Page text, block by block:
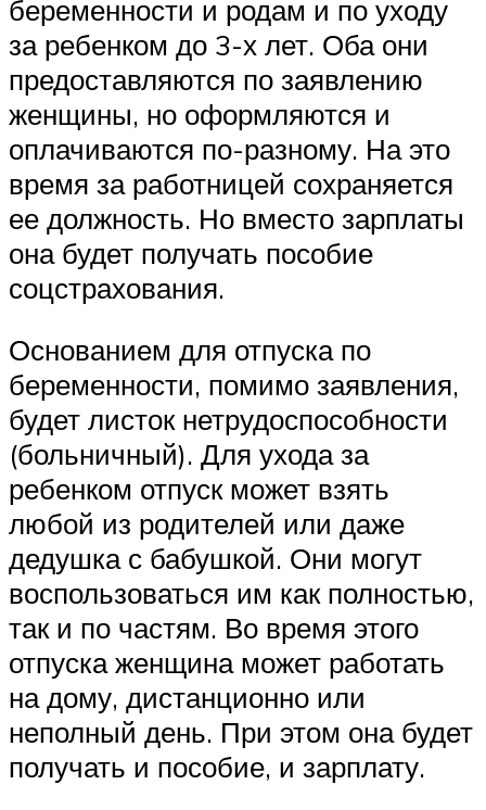
беременности и родам и по уходу
за ребенком до 3-х лет. Оба они
предоставляются по заявлению
женщины, но оформляются и
оплачиваются по-разному. На это
время за работницей сохраняется
ее должность. Но вместо зарплаты
она будет получать пособие
соцстрахования.
Основанием для отпуска по
беременности, помимо заявления,
будет листок нетрудоспособности
(больничный). Для ухода за
ребенком отпуск может взять
любой из родителей или даже
дедушка с бабушкой. Они могут
воспользоваться им как полностью,
так и по частям. Во время этого
отпуска женщина может работать
на дому, дистанционно или
неполный день. При этом она будет
получать и пособие, и зарплату.